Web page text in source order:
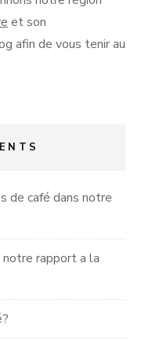
et son
afin de vous tenir au
de café dans notre
notre rapport a la